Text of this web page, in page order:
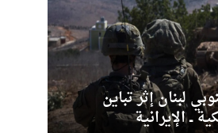
لبنان إثر تباين
ــ الإيرانية